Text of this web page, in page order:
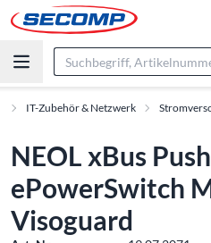
IT-Zubehör & Netzwerk
NEOL xBus
ePowerSwitch
Visoguard